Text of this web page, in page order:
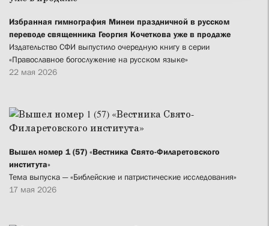
Избранная гимнография Минеи праздничной в русском
переводе священника Георгия Кочеткова уже в продаже
Издательство СФИ выпустило очередную книгу в серии
«Православное богослужение на русском языке»
22 мая 2026
Вышел номер 1 (57) «Вестника Свято-Филаретовского
института»
Тема выпуска — «Библейские и патристические исследования»
17 мая 2026